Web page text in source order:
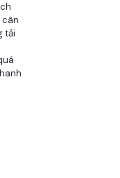
cân
tải